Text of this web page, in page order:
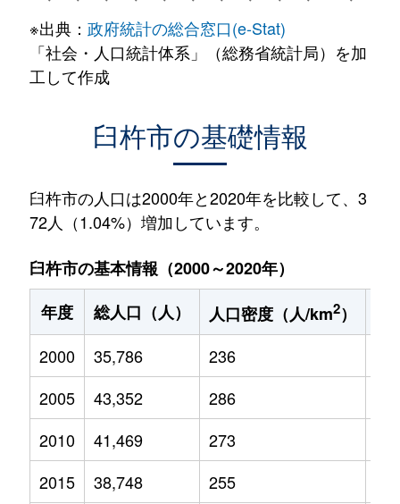
※出典： 政府統計の総合窓口(e-Stat)
「社会・人口統計体系」（総務省統計局）を加
工して作成
臼杵市の基礎情報
臼杵市の人口は2000年と2020年を比較して、3
72人（1.04%）増加しています。
臼杵市の基本情報（2000～2020年）
年度
総人口（人） 人口密度（人/km2）
2000
35,786 236
2005
43,352 286
2010
41,469 273
2015
38,748 255